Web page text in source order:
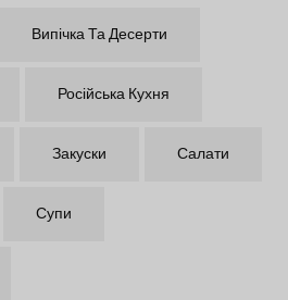
Випічка Та Десерти
Російська Кухня
Закуски Салати
Супи